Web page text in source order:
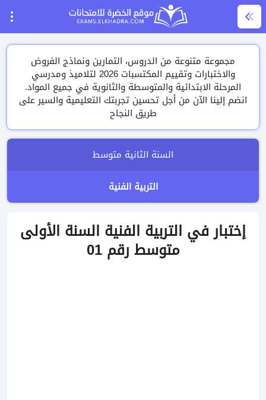
مجموعة متنوعة من الدروس، التمارين ونماذج الفروض
والاختبارات وتقييم المكتسبات 2026 لتلاميذ ومدرسي
المرحلة الابتدائية والمتوسطة والثانوية في جميع المواد.
انضم إلينا الآن من أجل تحسين تجربتك التعليمية والسير على
طريق النجاح
السنة الثانية متوسط
التربية الفنية
إختبار في التربية الفنية السنة الأولى
متوسط رقم 01